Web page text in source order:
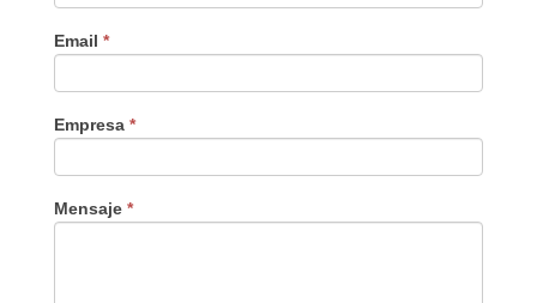
Email *
Empresa *
Mensaje *